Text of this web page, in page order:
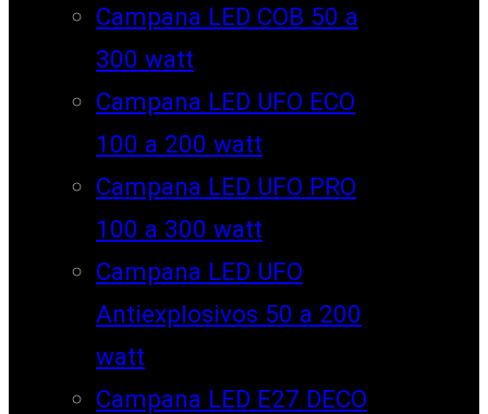
Campana LED COB 50 a
300 watt
Campana LED UFO ECO
100 a 200 watt
Campana LED UFO PRO
100 a 300 watt
Campana LED UFO
Antiexplosivos 50 a 200
watt
Campana LED E27 DECO